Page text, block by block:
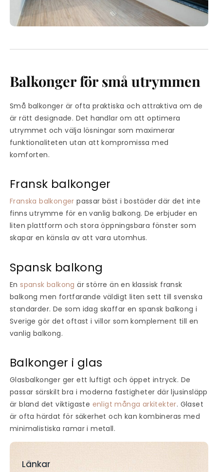
Länkar
Balkonger för små utrymmen
Små balkonger är ofta praktiska och attraktiva om de
är rätt designade. Det handlar om att optimera
utrymmet och välja lösningar som maximerar
funktionaliteten utan att kompromissa med
komforten.
Fransk balkonger
Franska balkonger passar bäst i bostäder där det inte
finns utrymme för en vanlig balkong. De erbjuder en
liten plattform och stora öppningsbara fönster som
skapar en känsla av att vara utomhus.
Spansk balkong
Enspansk balkong är större än en klassisk fransk
balkong men fortfarande väldigt liten sett till svenska
standarder. De som idag skaffar en spansk balkong i
Sverige gör det oftast i villor som komplement till en
vanlig balkong.
Balkonger i glas
Glasbalkonger ger ett luftigt och öppet intryck. De
passar särskilt bra i moderna fastigheter där ljusinsläpp
är bland det viktigaste enligt många arkitekter. Glaset
är ofta härdat för säkerhet och kan kombineras med
minimalistiska ramar i metall.